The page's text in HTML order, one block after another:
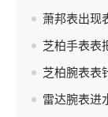
萧邦表出现
芝柏手表表
芝柏腕表表
雷达腕表进